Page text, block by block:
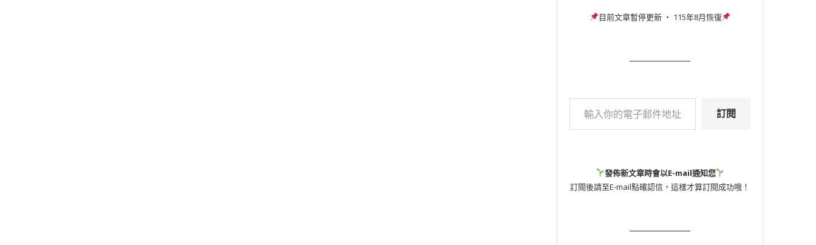
目前文章暫停更新 ‧ 115年8月恢復
訂閱
發佈新文章時會以E-mail通知您
訂閱後請至E-mail點確認信，這樣才算訂閱成功哦！